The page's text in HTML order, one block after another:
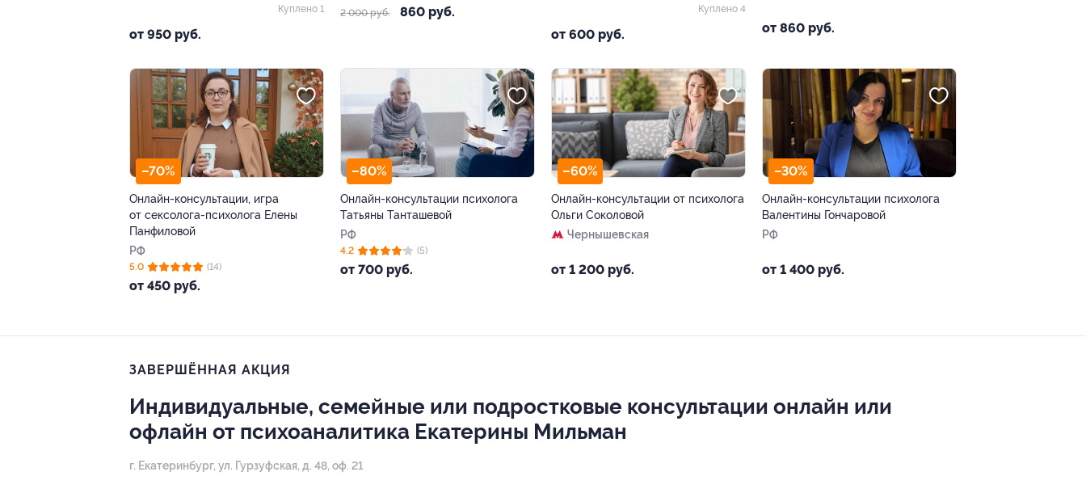
от 950 руб.
Куплено 1 2 000 руб. 860 руб.
от 600 руб.
Куплено 4
от 860 руб.
–70%
Онлайн-консультации, игра
от сексолога-психолога Елены
Панфиловой
РФ
от 450 руб.
5.0 (14)
–80%
Онлайн-консультации психолога
Татьяны Танташевой
РФ
от 700 руб.
4.2 (5)
–60%
Онлайн-консультации от психолога
Ольги Соколовой
Чернышевская
от 1 200 руб.
–30%
Онлайн-консультации психолога
Валентины Гончаровой
РФ
от 1 400 руб.
ЗАВЕРШЁННАЯ АКЦИЯ
Индивидуальные, семейные или подростковые консультации онлайн или
офлайн от психоаналитика Екатерины Мильман
г. Екатеринбург, ул. Гурзуфская, д. 48, оф. 21